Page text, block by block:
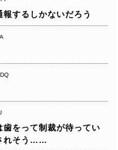
するしかないだろう
をって制裁が待ってい
れそう……